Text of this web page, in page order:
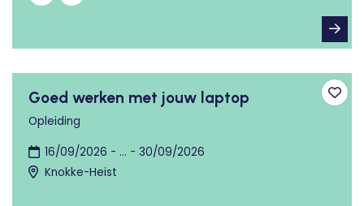
Goed werken met jouw laptop
Opleiding
16/09/2026 - ... - 30/09/2026
Knokke-Heist